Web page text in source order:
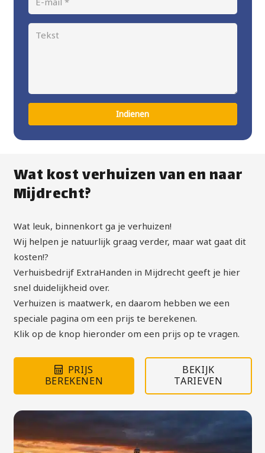
Indienen
Wat kost verhuizen van en naar
Mijdrecht?
Wat leuk, binnenkort ga je verhuizen!
Wij helpen je natuurlijk graag verder, maar wat gaat dit
kosten!?
Verhuisbedrijf ExtraHanden in Mijdrecht geeft je hier
snel duidelijkheid over.
Verhuizen is maatwerk, en daarom hebben we een
speciale pagina om een prijs te berekenen.
Klik op de knop hieronder om een prijs op te vragen.
PRIJS
BEREKENEN
BEKIJK
TARIEVEN